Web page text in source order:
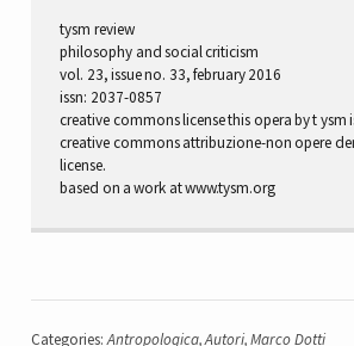
tysm review
philosophy and social criticism
vol. 23, issue no. 33, february 2016
issn: 2037-0857
creative commons license this opera by t ysm
creative commons attribuzione-non opere
license.
based on a work at www.tysm.org
Categories:Antropologica,Autori,Marco Dotti